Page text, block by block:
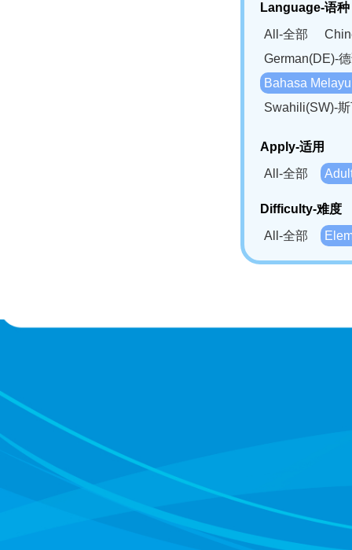
Language-语种
All-全部
German(DE)-
Bahasa
Swahili(SW)-
Apply-适用
All-全部
Difficulty-难度
All-全部